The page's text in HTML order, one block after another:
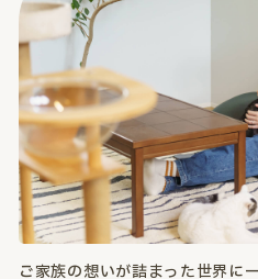
好きなものに囲まれて、心が満